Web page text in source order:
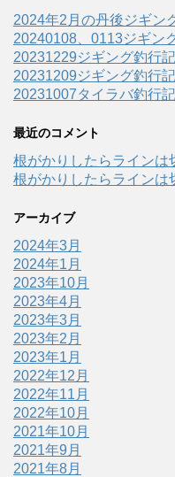
2024年2月の丹後ジギン
20240108、0113ジギン
20231229ジギング釣行記
20231209ジギング釣行記
20231007タイラバ釣行記
最近のコメント
根がかりしたらラインは
根がかりしたらラインは
アーカイブ
2024年3月
2024年1月
2023年10月
2023年4月
2023年3月
2023年2月
2023年1月
2022年12月
2022年11月
2022年10月
2021年10月
2021年9月
2021年8月